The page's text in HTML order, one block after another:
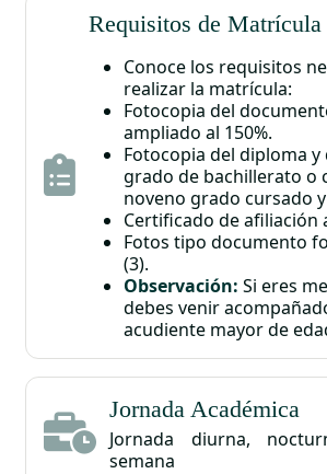
Requisitos de Matrícula
Conoce los requisitos
realizar la matrícula:
Fotocopia del
ampliado al 150%.
Fotocopia del diploma y
grado de bachillerato o
noveno grado cursado
Certificado de afiliación
Fotos tipo documento
(3).
Observación: Si eres
debes venir
acudiente mayor de
Jornada Académica
Jornada diurna,
semana